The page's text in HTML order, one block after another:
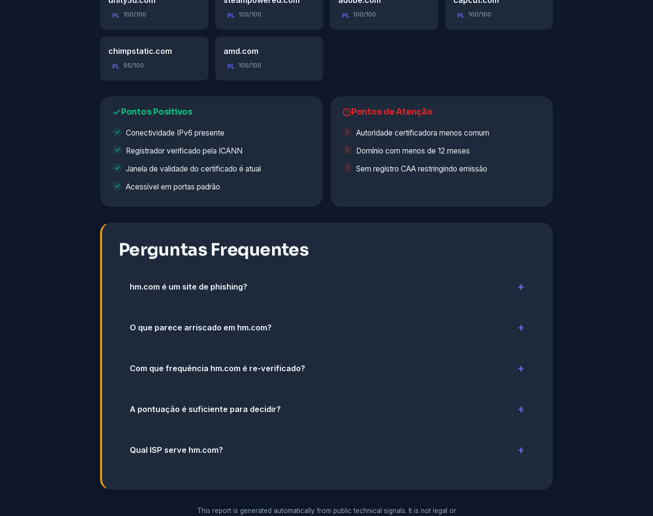
PL 100/100 PL 100/100 PL 100/100 PL 100/100
chimpstatic.com
PL 95/100
amd.com
PL 100/100
Pontos Positivos
Conectividade IPv6 presente
Registrador verificado pela ICANN
Janela de validade do certificado é atual
Acessível em portas padrão
Pontos de Atenção
Autoridade certificadora menos comum
Domínio com menos de 12 meses
Sem registro CAA restringindo emissão
Perguntas Frequentes
hm.com é um site de phishing?
O que parece arriscado em hm.com?
Com que frequência hm.com é re-verificado?
A pontuação é suficiente para decidir?
Qual ISP serve hm.com?
This report is generated automatically from public technical signals. It is not legal or